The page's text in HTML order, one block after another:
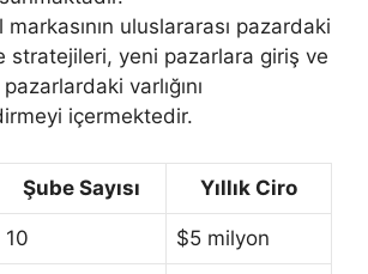
markasının uluslararası pazardaki
stratejileri, yeni pazarlara giriş ve
varlığını
içermektedir.
Şube Sayısı Yıllık Ciro
10 $5 milyon